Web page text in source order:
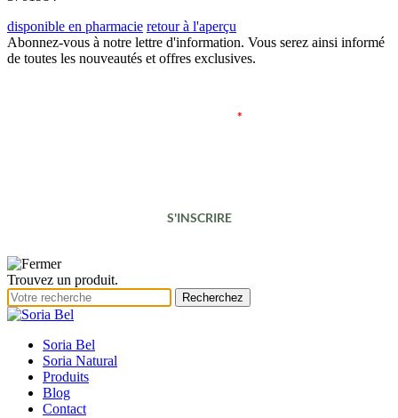
disponible en pharmacie retour à l'aperçu
Abonnez-vous à notre lettre d'information. Vous serez ainsi informé
de toutes les nouveautés et offres exclusives.
*
S'INSCRIRE
Trouvez un produit.
Soria Bel
Soria Natural
Produits
Blog
Contact